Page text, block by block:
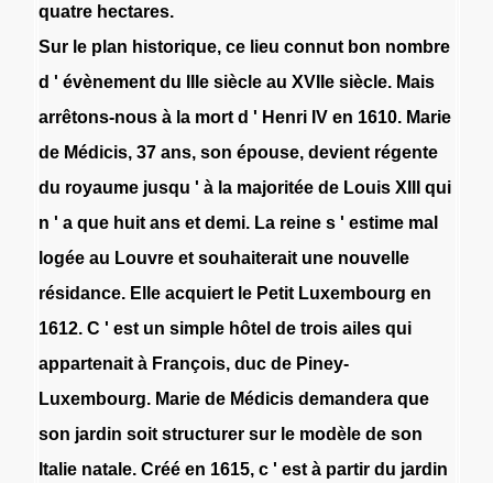
quatre hectares.
Sur le plan historique, ce lieu connut bon nombre
d ' évènement du IIIe siècle au XVIIe siècle. Mais
arrêtons-nous à la mort d ' Henri IV en 1610. Marie
de Médicis, 37 ans, son épouse, devient régente
du royaume jusqu ' à la majoritée de Louis XIII
qui
n ' a que huit ans et demi. La reine s ' estime mal
logée au Louvre et souhaiterait une nouvelle
résidance. Elle acquiert le Petit Luxembourg en
1612. C ' est un simple hôtel de trois ailes qui
appartenait à François, duc de Piney-
Luxembourg. Marie de Médicis demandera que
son jardin soit structurer sur le modèle de son
Italie natale. Créé en 1615, c ' est à partir du jardin